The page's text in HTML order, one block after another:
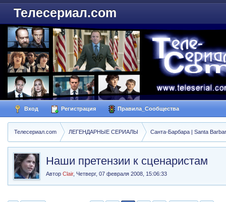
Телесериал.com
Вход Регистрация Правила_Сообщества
Телесериал.com ЛЕГЕНДАРНЫЕ СЕРИАЛЫ Санта-Барбара | Santa
Наши претензии к сценаристам
АвторClair,Четверг, 07 февраля 2008, 15:06:33